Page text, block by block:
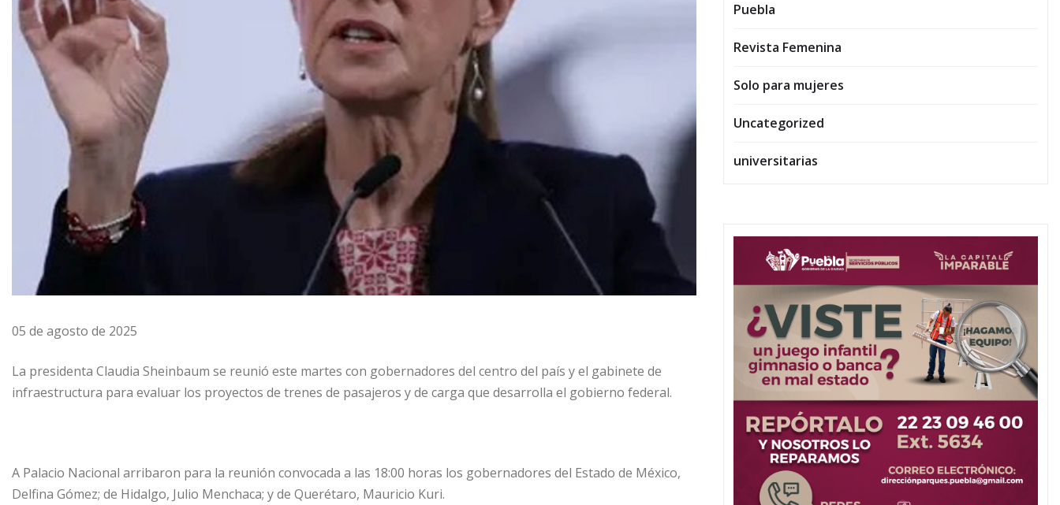
05 de agosto de 2025
La presidenta Claudia Sheinbaum se reunió este martes con gobernadores del centro del país y el gabinete de
infraestructura para evaluar los proyectos de trenes de pasajeros y de carga que desarrolla el gobierno federal.
A Palacio Nacional arribaron para la reunión convocada a las 18:00 horas los gobernadores del Estado de México,
Delfina Gómez; de Hidalgo, Julio Menchaca; y de Querétaro, Mauricio Kuri.
Puebla
Revista Femenina
Solo para mujeres
Uncategorized
universitarias